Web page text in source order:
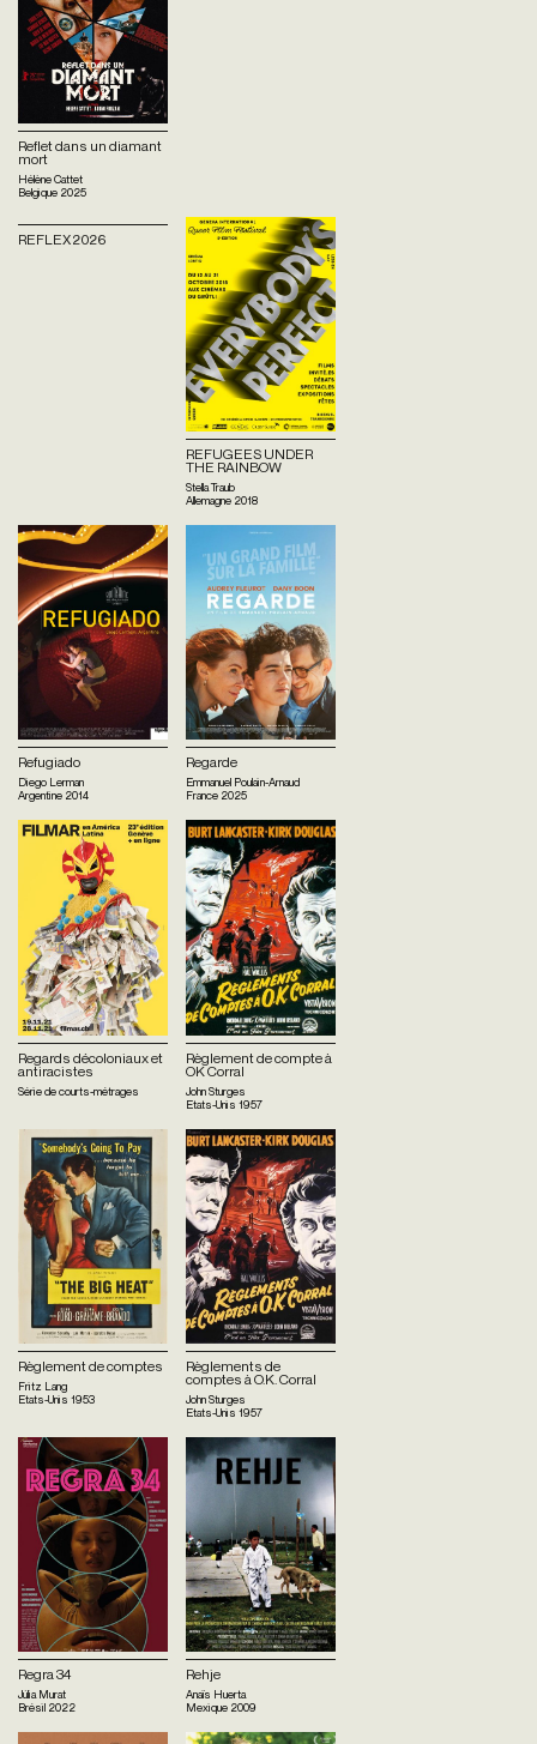
Reflet dans un diamant
mort
Hélène Cattet
Belgique 2025
REFLEX 2026
REFUGEES UNDER
THE RAINBOW
Stella Traub
Allemagne 2018
Refugiado
Diego Lerman
Argentine 2014
Regarde
Emmanuel Poulain-Arnaud
France 2025
Regards décoloniaux et
antiracistes
Série de courts-métrages
Règlement de compte à
OK Corral
John Sturges
Etats-Unis 1957
Règlement de comptes
Fritz Lang
Etats-Unis 1953
Règlements de
comptes à O.K. Corral
John Sturges
Etats-Unis 1957
Regra 34
Júlia Murat
Brésil 2022
Rehje
Anaïs Huerta
Mexique 2009